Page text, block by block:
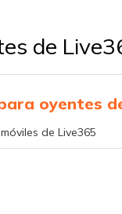
de
oyentes
de Live365